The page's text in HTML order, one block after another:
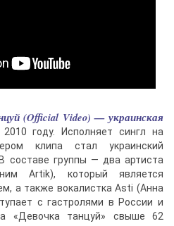
(Official Video) — украинская
году. Исполняет сингл на
клипа стал украинский
составе группы — два артиста
Artik), который является
а также вокалистка Asti (Анна
с гастролями в России и
«Девочка танцуй» свыше 62